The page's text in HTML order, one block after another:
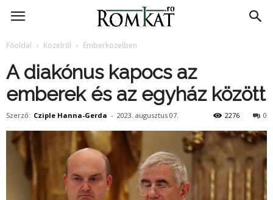
RomKat.ro
Főoldal Közelről Emberközelben
A diakónus kapocs az
emberek és az egyház között
Szerző: Cziple Hanna-Gerda - 2023. augusztus 07. 0
2276